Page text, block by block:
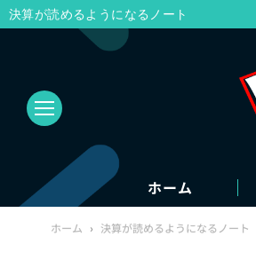
ホーム
ホーム › 決算が読めるようになるノート
決算が読めるようになるノート